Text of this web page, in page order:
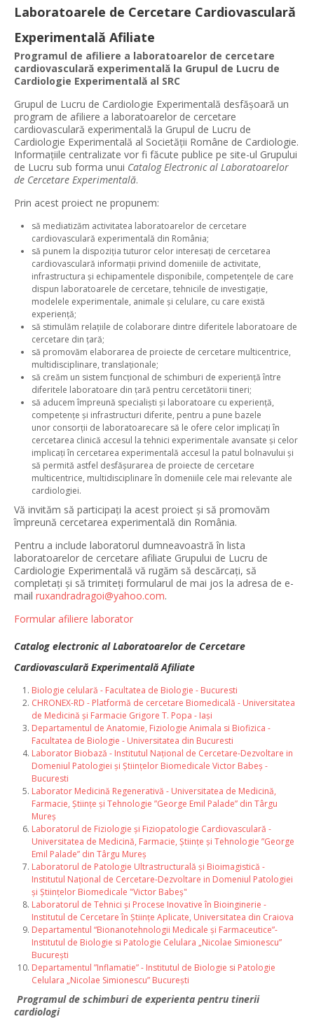
Laboratoarele de Cercetare Cardiovasculară
Experimentală Afiliate
Programul de afiliere a laboratoarelor de cercetare
cardiovasculară experimentală la Grupul de Lucru de
Cardiologie Experimentală al SRC
Grupul de Lucru de Cardiologie Experimentală desfășoară un
program de afiliere a laboratoarelor de cercetare
cardiovasculară experimentală la Grupul de Lucru de
Cardiologie Experimentală al Societății Române de Cardiologie.
Informațiile centralizate vor fi făcute publice pe site-ul Grupului
de Lucru sub forma unui Catalog Electronic al Laboratoarelor
de Cercetare Experimentală.
Prin acest proiect ne propunem:
să mediatizăm activitatea laboratoarelor de cercetare
cardiovasculară experimentală din România;
să punem la dispoziția tuturor celor interesați de cercetarea
cardiovasculară informații privind domeniile de activitate,
infrastructura și echipamentele disponibile, competențele de care
dispun laboratoarele de cercetare, tehnicile de investigație,
modelele experimentale, animale și celulare, cu care există
experiență;
să stimulăm relațiile de colaborare dintre diferitele laboratoare de
cercetare din țară;
să promovăm elaborarea de proiecte de cercetare multicentrice,
multidisciplinare, translaționale;
să creăm un sistem funcțional de schimburi de experiență între
diferitele laboratoare din țară pentru cercetătorii tineri;
să aducem împreună specialiști și laboratoare cu experiență,
competențe și infrastructuri diferite, pentru a pune bazele
unor consorții de laboratoarecare să le ofere celor implicați în
cercetarea clinică accesul la tehnici experimentale avansate și celor
implicați în cercetarea experimentală accesul la patul bolnavului și
să permită astfel desfășurarea de proiecte de cercetare
multicentrice, multidisciplinare în domeniile cele mai relevante ale
cardiologiei.
Vă invităm să participați la acest proiect și să promovăm
împreună cercetarea experimentală din România.
Pentru a include laboratorul dumneavoastră în lista
laboratoarelor de cercetare afiliate Grupului de Lucru de
Cardiologie Experimentală vă rugăm să descărcați, să
completați și să trimiteți formularul de mai jos la adresa de e-
mail ruxandradragoi@yahoo.com.
Formular afiliere laborator
Catalog electronic al Laboratoarelor de Cercetare
Cardiovasculară Experimentală Afiliate
Biologie celulară - Facultatea de Biologie - Bucuresti
CHRONEX-RD - Platformă de cercetare Biomedicală - Universitatea
de Medicină și Farmacie Grigore T. Popa - Iași
Departamentul de Anatomie, Fiziologie Animala si Biofizica -
Facultatea de Biologie - Universitatea din Bucuresti
Laborator Biobază - Institutul Național de Cercetare-Dezvoltare in
Domeniul Patologiei și Științelor Biomedicale Victor Babeș -
Bucuresti
Laborator Medicină Regenerativă - Universitatea de Medicină,
Farmacie, Științe și Tehnologie ”George Emil Palade” din Târgu
Mureș
Laboratorul de Fiziologie și Fiziopatologie Cardiovasculară -
Universitatea de Medicină, Farmacie, Științe și Tehnologie ”George
Emil Palade” din Târgu Mureș
Laboratorul de Patologie Ultrastructurală și Bioimagistică -
Institutul Național de Cercetare-Dezvoltare in Domeniul Patologiei
și Științelor Biomedicale "Victor Babeș"
Laboratorul de Tehnici și Procese Inovative în Bioinginerie -
Institutul de Cercetare în Științe Aplicate, Universitatea din Craiova
Departamentul “Bionanotehnologii Medicale și Farmaceutice”-
Institutul de Biologie si Patologie Celulara „Nicolae Simionescu”
București
Departamentul ”Inflamatie” - Institutul de Biologie si Patologie
Celulara „Nicolae Simionescu” București
Programul de schimburi de experienta pentru tinerii
cardiologi